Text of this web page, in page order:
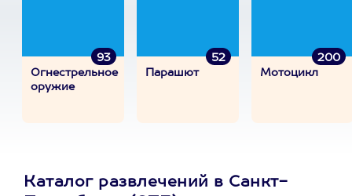
93
Огнестрельное
оружие
52
Парашют
200
Мотоцикл
Каталог развлечений в Санкт-